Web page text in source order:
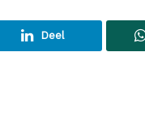
Deel